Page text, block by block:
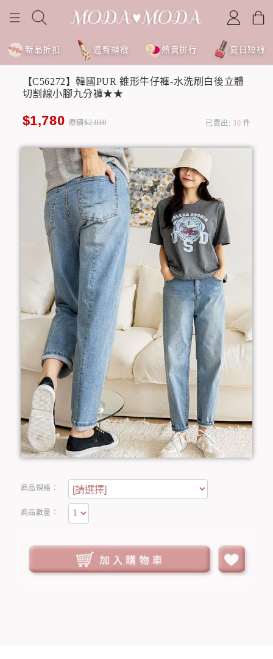
新品折扣 遮臀顯瘦 熱賣排行 夏日短褲
【C56272】韓國PUR 錐形牛仔褲-水洗刷白後立體
切割線小腳九分褲★★
$1,780 原價$2,030 已賣出: 30 件
商品規格：
商品數量：